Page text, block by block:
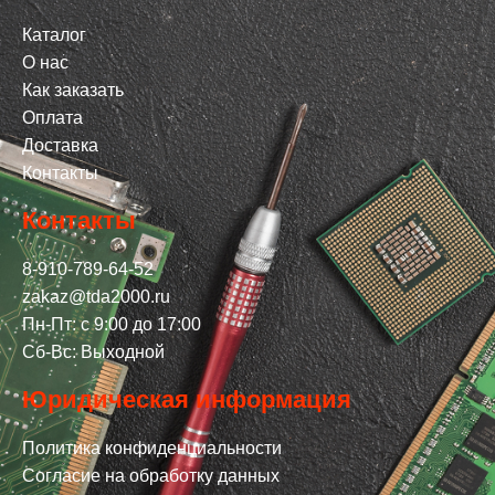
Каталог
О нас
Как заказать
Оплата
Доставка
Контакты
Контакты
8-910-789-64-52
zakaz@tda2000.ru
Пн-Пт: с 9:00 до 17:00
Сб-Вс: Выходной
Юридическая информация
Политика конфиденциальности
Согласие на обработку данных